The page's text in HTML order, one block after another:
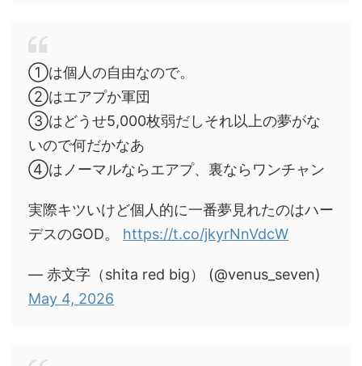
①は個人の自由なので。
②はエアプか軍団
③はどうせ5,000枚弱だしそれ以上の夢がな
いので何だかなあ
④はノーマルならエアプ、裏ならワンチャン
実際キツいけど個人的に一番夢見れたのはハー
デスのGOD。 https://t.co/jkyrNnVdcW
— 赤文字（shita red big） (@venus_seven)
May 4, 2026